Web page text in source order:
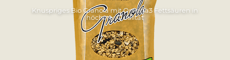
Knuspriges Bio Granola mit Omega3 Fettsäuren in
höchster Qualität